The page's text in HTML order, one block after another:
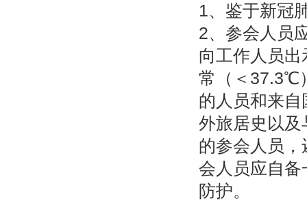
1、鉴于新冠
2、参会人员
向工作人员出
常（＜37.3℃
的人员和来
外旅居史以
的参会人员
会人员应自
防护。